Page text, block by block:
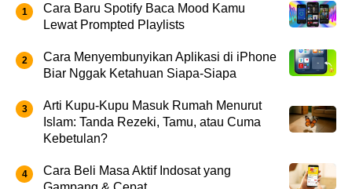
Cara Baru Spotify Baca Mood Kamu
Lewat Prompted Playlists
Cara Menyembunyikan Aplikasi di iPhone
Biar Nggak Ketahuan Siapa-Siapa
Arti Kupu-Kupu Masuk Rumah Menurut
Islam: Tanda Rezeki, Tamu, atau Cuma
Kebetulan?
Cara Beli Masa Aktif Indosat yang